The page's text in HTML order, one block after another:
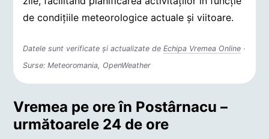
de condițiile meteorologice actuale și viitoare.
Datele sunt verificate și actualizate deEchipa Vremea Online ·
Surse: Meteoromania, OpenWeather
Vremea pe ore în Postârnacu –
următoarele 24 de ore